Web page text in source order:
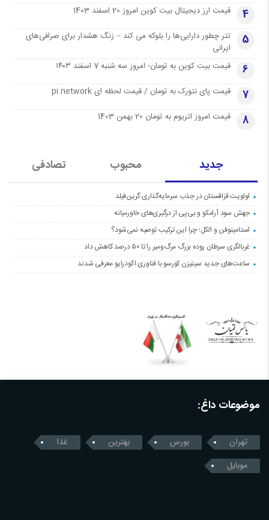
4 قیمت ارز دیجیتال بیت کوین امروز 20 اسفند 1403
5
تتر چطور دارایی‌ها را بلوکه می کند – زنگ هشدار برای صرافی‌های
ایرانی
6 قیمت بیت کوین به تومان- امروز سه شنبه 7 اسفند ۱۴۰۳
7 قیمت پای نتورک به تومان / قیمت لحظه ای pi network
8 قیمت امروز اتریوم به تومان 20 بهمن 1403
جدید محبوب تصادفی
اولویت قزاقستان در جذب سرمایه‌گذاری گرین‌فیلد
جهش سود آرامکو و بی‌پی از درگیری‌های خاورمیانه
استامینوفن و الکل؛ چرا این ترکیب توصیه نمی‌شود؟
غربالگری سرطان روده بزرگ مرگ‌ومیر را تا ۵۰ درصد کاهش داد
ساعت‌های جدید سیتیزن کورسو با فناوری اکودرایو معرفی شدند
موضوعات داغ:
تهران بورس بهترین
غذا
موبایل